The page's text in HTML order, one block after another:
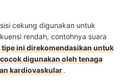
cekung digunakan untuk
rendah, contohnya suara
ini direkomendasikan untuk
digunakan oleh tenaga
kardiovaskular.